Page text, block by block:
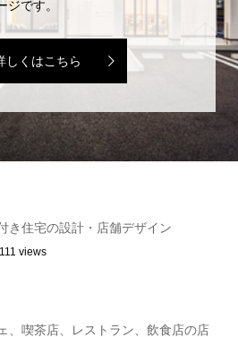
です。
しくはこちら
き住宅の設計・店舗デザイン
views
、喫茶店、レストラン、飲食店の店